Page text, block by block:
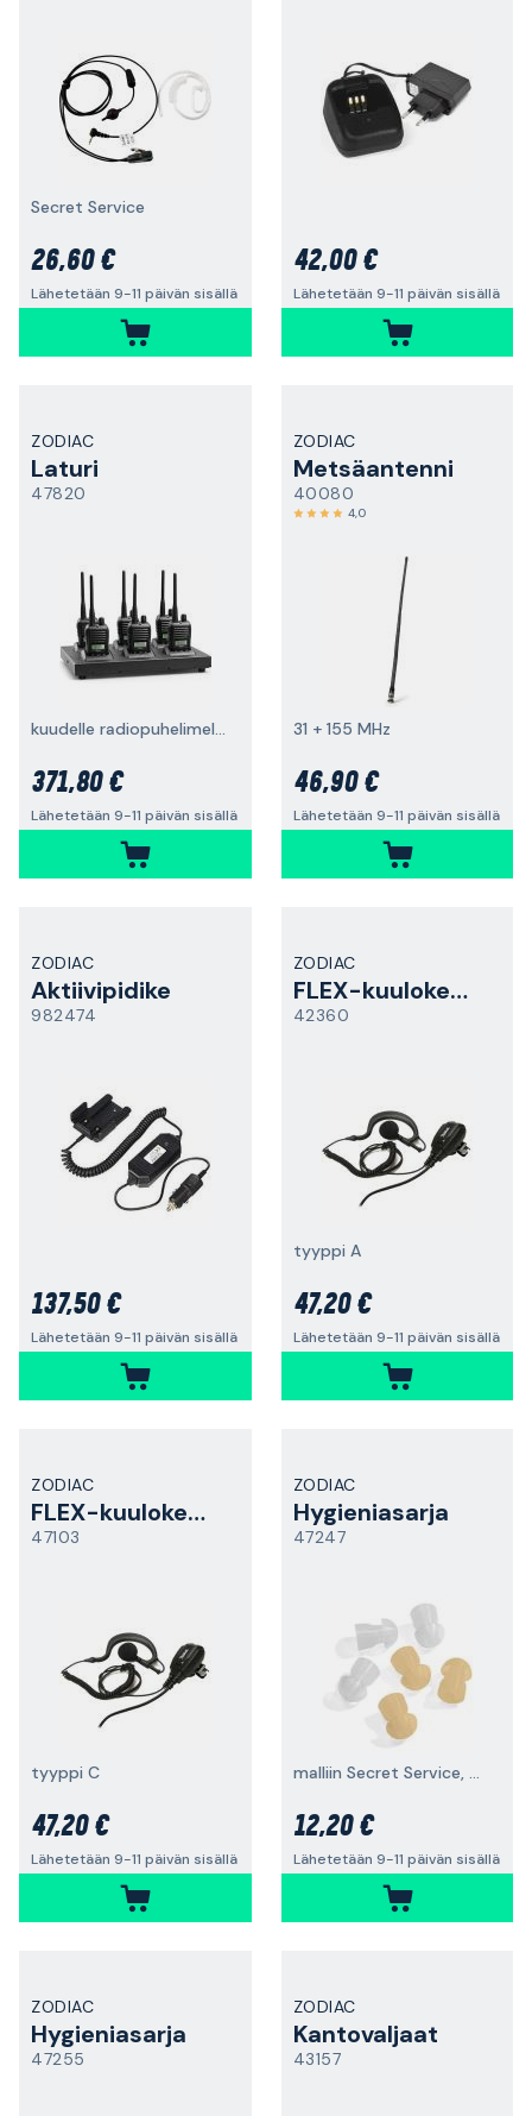
Secret Service
26,60 €
Lähetetään 9-11 päivän sisällä
42,00 €
Lähetetään 9-11 päivän sisällä
ZODIAC
Laturi
47820
kuudelle radiopuhelimelle
371,80 €
Lähetetään 9-11 päivän sisällä
ZODIAC
Metsäantenni
40080
4,0
31 + 155 MHz
46,90 €
Lähetetään 9-11 päivän sisällä
ZODIAC
Aktiivipidike
982474
137,50 €
Lähetetään 9-11 päivän sisällä
ZODIAC
FLEX-kuulokemikrofoni
42360
tyyppi A
47,20 €
Lähetetään 9-11 päivän sisällä
ZODIAC
FLEX-kuulokemikrofoni
47103
tyyppi C
47,20 €
Lähetetään 9-11 päivän sisällä
ZODIAC
Hygieniasarja
47247
malliin Secret Service, 6 kpl
12,20 €
Lähetetään 9-11 päivän sisällä
ZODIAC
Hygieniasarja
47255
ZODIAC
Kantovaljaat
43157